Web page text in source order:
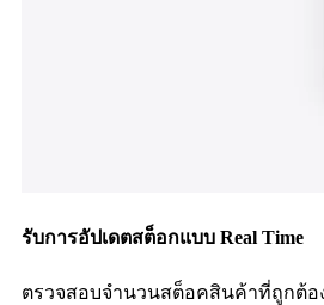
รับการอัปเดตสต็อกแบบ Real Time
ตรวจสอบจำนวนสต็อคสินค้าที่ถูกต้อ